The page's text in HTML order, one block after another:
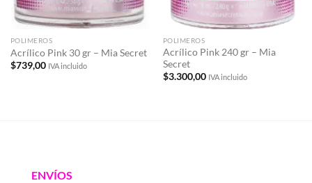
POLIMEROS
Acrílico Pink 30 gr – Mia Secret
$739,00 IVA incluido
POLIMEROS
Acrílico Pink 240 gr – Mia
Secret
$3.300,00 IVA incluido
ENVÍOS